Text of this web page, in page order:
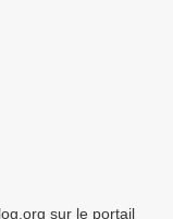
sur le portail